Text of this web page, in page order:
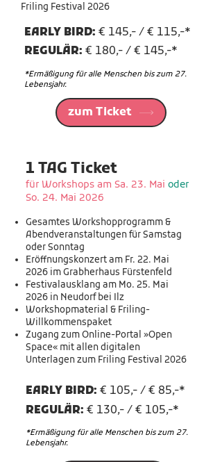
Friling Festival 2026
EARLY BIRD: € 145,- / € 115,-*
REGULÄR: € 180,- / € 145,-*
*Ermäßigung für alle Menschen bis zum 27.
Lebensjahr.
zum Ticket
für Workshops am Sa. 23. Mai oder
So. 24. Mai 2026
1 TAG Ticket
Gesamtes Workshopprogramm &
Abendveranstaltungen für Samstag
oder Sonntag
Eröffnungskonzert am Fr. 22. Mai
2026 im Grabherhaus Fürstenfeld
Festivalausklang am Mo. 25. Mai
2026 in Neudorf bei Ilz
Workshopmaterial & Friling-
Willkommenspaket
Zugang zum Online-Portal »Open
Space« mit allen digitalen
Unterlagen zum Friling Festival 2026
EARLY BIRD: € 105,- / € 85,-*
REGULÄR: € 130,- / € 105,-*
*Ermäßigung für alle Menschen bis zum 27.
Lebensjahr.